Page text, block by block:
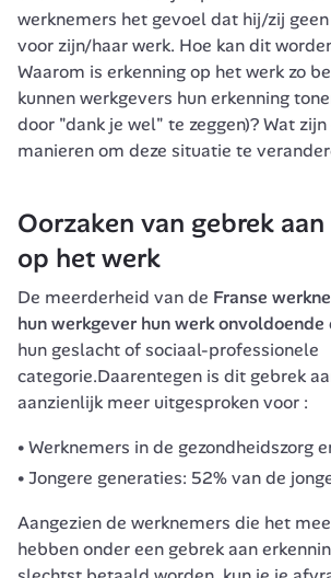
werknemers het gevoel dat hij/zij
voor zijn/haar werk. Hoe kan dit
Waarom is erkenning op het werk zo
kunnen werkgevers hun erkenning
door "dank je wel" te zeggen)? Wat
manieren om deze situatie te
Oorzaken van gebrek
op het werk
De meerderheid van de Franse
hun werkgever hun werk onvoldoende
hun geslacht of sociaal-professionele
categorie.Daarentegen is dit gebrek
aanzienlijk meer uitgesproken voor :
Werknemers in de gezondheidszorg
Jongere generaties: 52% van de
Aangezien de werknemers die het
hebben onder een gebrek aan